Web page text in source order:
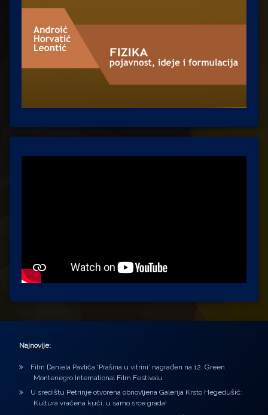
Najnovije:
Film Daniela Pavlića ‘Prašina u vitrini’ nagrađen na 12. Green
Montenegro International Film Festivalu
U središtu Petrinje otvorena obnovljena Galerija Krsto Hegedušić:
Kultura vraćena kući, u samo srce grada!